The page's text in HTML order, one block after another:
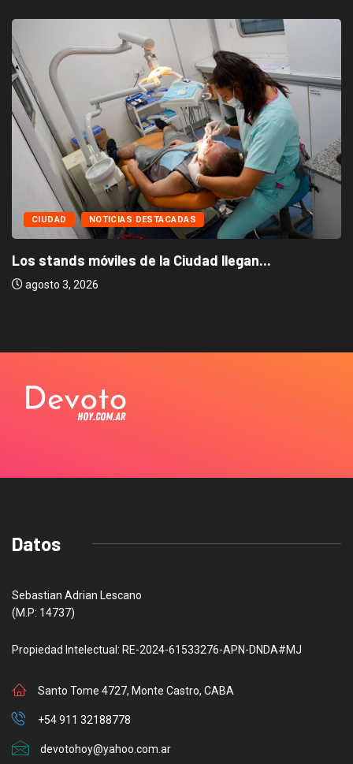
CIUDAD NOTICIAS DESTACADAS
Los stands móviles de la Ciudad llegan...
agosto 3, 2026
Datos
Sebastian Adrian Lescano
(M.P: 14737)
Propiedad Intelectual: RE-2024-61533276-APN-DNDA#MJ
Santo Tome 4727, Monte Castro, CABA
+54 911 32188778
devotohoy@yahoo.com.ar